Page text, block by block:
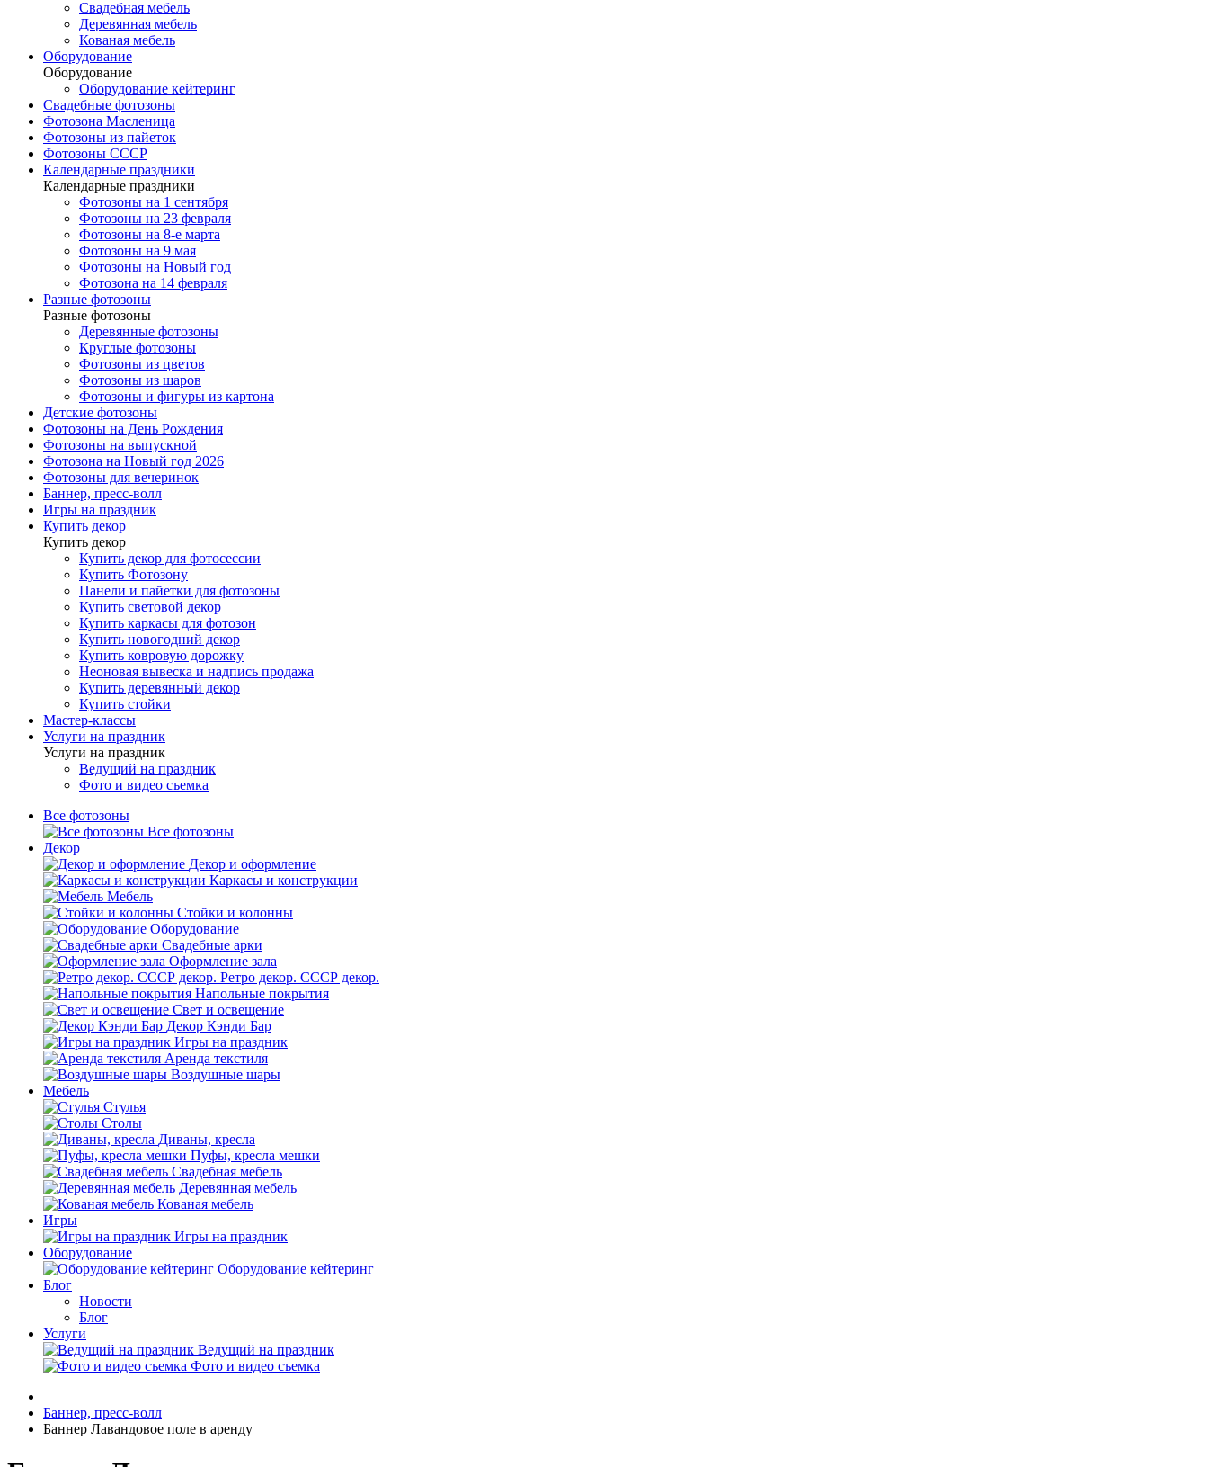
Свадебная мебель
Деревянная мебель
Кованая мебель
Оборудование
Оборудование
Оборудование кейтеринг
Свадебные фотозоны
Фотозона Масленица
Фотозоны из пайеток
Фотозоны СССР
Календарные праздники
Календарные праздники
Фотозоны на 1 сентября
Фотозоны на 23 февраля
Фотозоны на 8-е марта
Фотозоны на 9 мая
Фотозоны на Новый год
Фотозона на 14 февраля
Разные фотозоны
Разные фотозоны
Деревянные фотозоны
Круглые фотозоны
Фотозоны из цветов
Фотозоны из шаров
Фотозоны и фигуры из картона
Детские фотозоны
Фотозоны на День Рождения
Фотозоны на выпускной
Фотозона на Новый год 2026
Фотозоны для вечеринок
Баннер, пресс-волл
Игры на праздник
Купить декор
Купить декор
Купить декор для фотосессии
Купить Фотозону
Панели и пайетки для фотозоны
Купить световой декор
Купить каркасы для фотозон
Купить новогодний декор
Купить ковровую дорожку
Неоновая вывеска и надпись продажа
Купить деревянный декор
Купить стойки
Мастер-классы
Услуги на праздник
Услуги на праздник
Ведущий на праздник
Фото и видео съемка
Все фотозоны
Все фотозоны
Декор
Декор и оформление
Каркасы и конструкции
Мебель
Стойки и колонны
Оборудование
Свадебные арки
Оформление зала
Ретро декор. СССР декор.
Напольные покрытия
Свет и освещение
Декор Кэнди Бар
Игры на праздник
Аренда текстиля
Воздушные шары
Мебель
Стулья
Столы
Диваны, кресла
Пуфы, кресла мешки
Свадебная мебель
Деревянная мебель
Кованая мебель
Игры
Игры на праздник
Оборудование
Оборудование кейтеринг
Блог
Новости
Блог
Услуги
Ведущий на праздник
Фото и видео съемка
Баннер, пресс-волл
Баннер Лавандовое поле в аренду